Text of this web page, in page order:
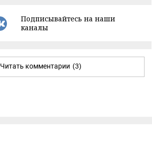
Подписывайтесь на наши
каналы
Читать комментарии (3)